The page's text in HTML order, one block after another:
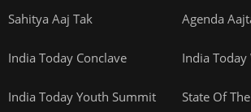
Sahitya Aaj Tak Agenda
India Today Conclave India
India Today Youth Summit State Of